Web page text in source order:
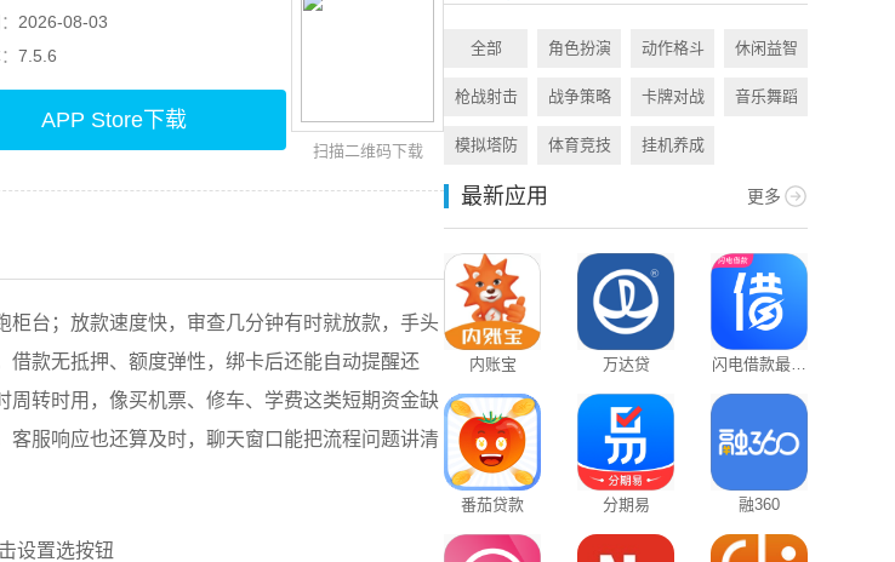
2026-08-03
7.5.6
APP Store下载
扫描二维码下载
台；放款速度快，审查几分钟有时就放款，手头
款无抵押、额度弹性，绑卡后还能自动提醒还
转时用，像买机票、修车、学费这类短期资金缺
客服响应也还算及时，聊天窗口能把流程问题讲清
设置选按钮
全部 角色扮演 动作格斗 休闲益智
枪战射击 战争策略 卡牌对战 音乐舞蹈
模拟塔防 体育竞技 挂机养成
最新应用 更多
内账宝 万达贷
闪电借款最新
版
番茄贷款 分期易 融360